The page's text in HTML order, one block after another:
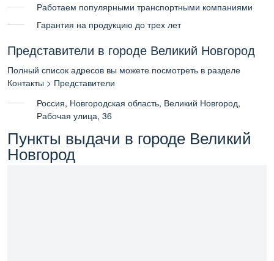
Работаем популярными транспортными компаниями
Гарантия на продукцию до трех лет
Представители в городе Великий Новгород
Полный список адресов вы можете посмотреть в разделе
Контакты > Представители
Россия, Новгородская область, Великий Новгород,
Рабочая улица, 36
Пункты выдачи в городе Великий
Новгород